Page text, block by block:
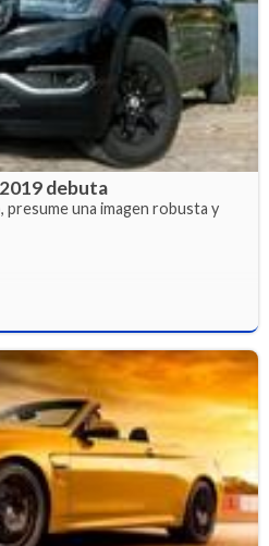
debuta
presume una imagen robusta y